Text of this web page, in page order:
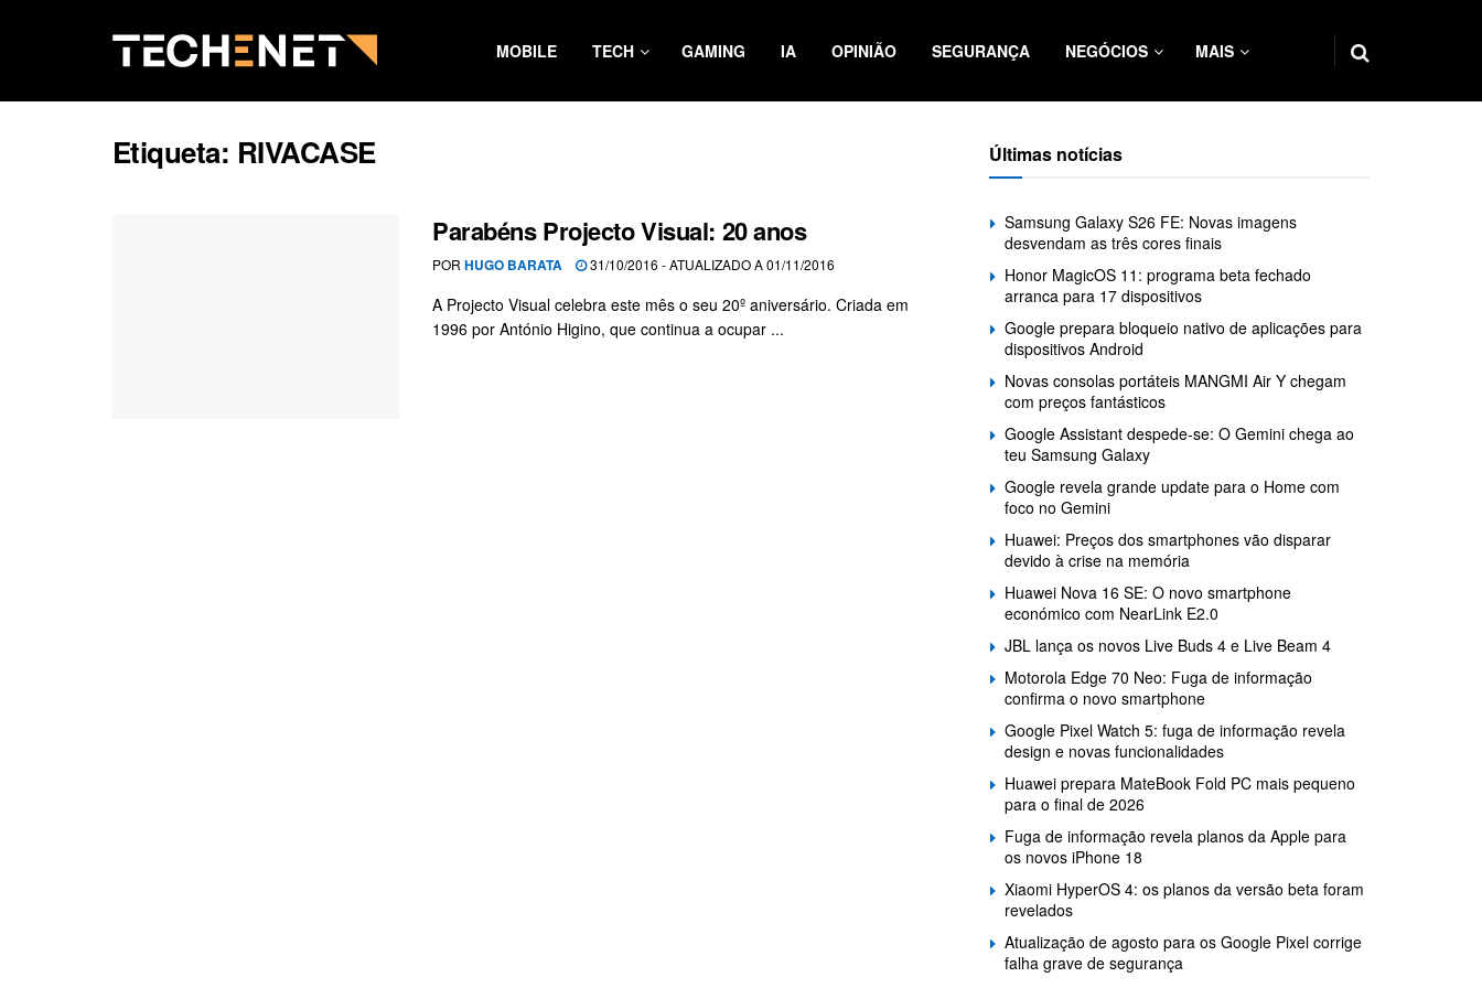
MOBILE TECH GAMING IA OPINIÃO SEGURANÇA NEGÓCIOS MAIS
Etiqueta: RIVACASE
Parabéns Projecto Visual: 20 anos
POR HUGO BARATA 31/10/2016 - ATUALIZADO A 01/11/2016
A Projecto Visual celebra este mês o seu 20º aniversário. Criada em
1996 por António Higino, que continua a ocupar ...
Últimas notícias
Samsung Galaxy S26 FE: Novas imagens
desvendam as três cores finais
Honor MagicOS 11: programa beta fechado
arranca para 17 dispositivos
Google prepara bloqueio nativo de aplicações para
dispositivos Android
Novas consolas portáteis MANGMI Air Y chegam
com preços fantásticos
Google Assistant despede-se: O Gemini chega ao
teu Samsung Galaxy
Google revela grande update para o Home com
foco no Gemini
Huawei: Preços dos smartphones vão disparar
devido à crise na memória
Huawei Nova 16 SE: O novo smartphone
económico com NearLink E2.0
JBL lança os novos Live Buds 4 e Live Beam 4
Motorola Edge 70 Neo: Fuga de informação
confirma o novo smartphone
Google Pixel Watch 5: fuga de informação revela
design e novas funcionalidades
Huawei prepara MateBook Fold PC mais pequeno
para o final de 2026
Fuga de informação revela planos da Apple para
os novos iPhone 18
Xiaomi HyperOS 4: os planos da versão beta foram
revelados
Atualização de agosto para os Google Pixel corrige
falha grave de segurança